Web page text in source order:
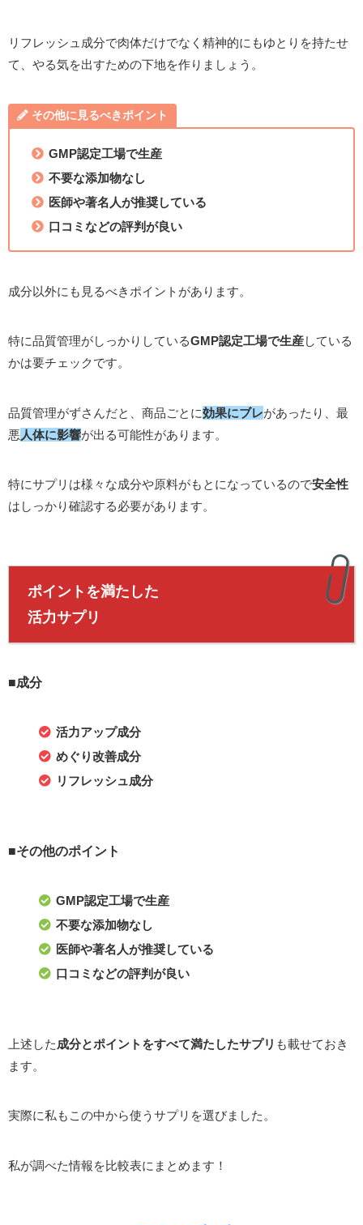
リフレッシュ成分で肉体だけでなく精神的にもゆとりを持たせ
て、やる気を出すための下地を作りましょう。
その他に見るべきポイント
GMP認定工場で生産
不要な添加物なし
医師や著名人が推奨している
口コミなどの評判が良い
成分以外にも見るべきポイントがあります。
特に品質管理がしっかりしているGMP認定工場で生産している
かは要チェックです。
品質管理がずさんだと、商品ごとに効果にブレがあったり、最
悪 人体に影響が出る可能性があります。
特にサプリは様々な成分や原料がもとになっているので安全性
はしっかり確認する必要があります。
ポイントを満たした
活力サプリ
■成分
活力アップ成分
めぐり改善成分
リフレッシュ成分
■その他のポイント
GMP認定工場で生産
不要な添加物なし
医師や著名人が推奨している
口コミなどの評判が良い
上述した成分とポイントをすべて満たしたサプリ も載せておき
ます。
実際に私もこの中から使うサプリを選びました。
私が調べた情報を比較表にまとめます！